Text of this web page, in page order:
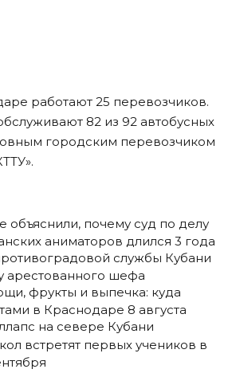
работают 25 перевозчиков.
82 из 92 автобусных
городским перевозчиком
объяснили, почему суд по делу
аниматоров длился 3 года
службы Кубани
арестованного шефа
фрукты и выпечка: куда
в Краснодаре 8 августа
на севере Кубани
встретят первых учеников в